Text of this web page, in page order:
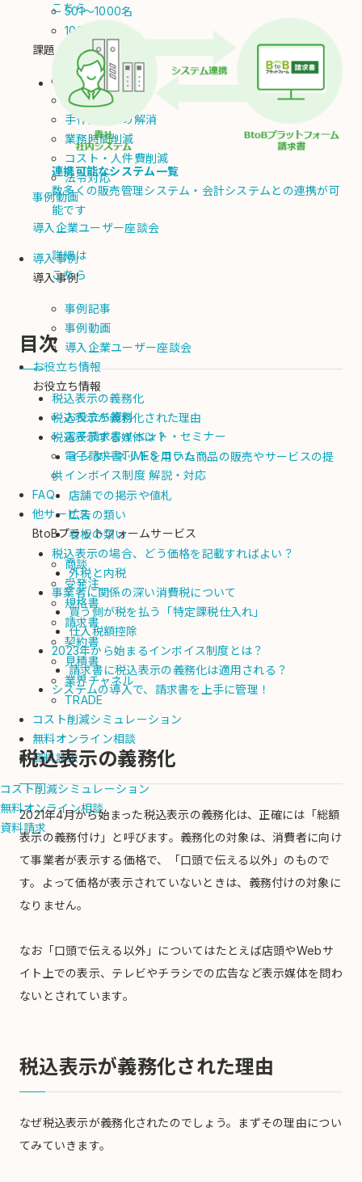
501～1000名
1001名以上
課題・目的
システム連携
脱属人化
手作業ミスの解消
業務時間削減
コスト・人件費削減
法令対応
事例動画
導入企業ユーザー座談会
導入事例
導入事例
事例記事
事例動画
導入企業ユーザー座談会
お役立ち情報
お役立ち情報
お役立ち資料
電子請求書イベント・セミナー
電子請求書TIMES コラム
インボイス制度 解説・対応
FAQ
他サービス
BtoBプラットフォームサービス
商談
受発注
規格書
請求書
契約書
見積書
業界チャネル
TRADE
コスト削減シミュレーション
無料オンライン相談
資料請求
コスト削減シミュレーション
無料オンライン相談
資料請求
こちら
連携可能なシステム一覧
数多くの販売管理システム・会計システムとの連携が可
能です
詳細は
こちら
目次
税込表示の義務化
税込表示が義務化された理由
税込表示する媒体は？
インターネットを用いた商品の販売やサービスの提
供
店舗での掲示や値札
広告の類い
看板の類い
税込表示の場合、どう価格を記載すればよい？
外税と内税
事業者に関係の深い消費税について
買う側が税を払う「特定課税仕入れ」
仕入税額控除
2023年から始まるインボイス制度とは？
請求書に税込表示の義務化は適用される？
システムの導入で、請求書を上手に管理！
税込表示の義務化
2021年4月から始まった税込表示の義務化は、正確には「総額
表示の義務付け」と呼びます。義務化の対象は、消費者に向け
て事業者が表示する価格で、「口頭で伝える以外」のもので
す。よって価格が表示されていないときは、義務付けの対象に
なりません。
なお「口頭で伝える以外」についてはたとえば店頭やWebサ
イト上での表示、テレビやチラシでの広告など表示媒体を問わ
ないとされています。
税込表示が義務化された理由
なぜ税込表示が義務化されたのでしょう。まずその理由につい
てみていきます。